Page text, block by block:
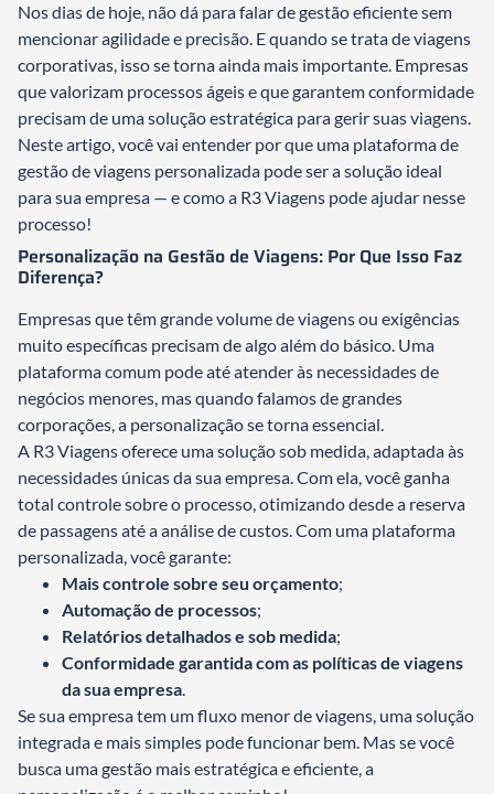
Nos dias de hoje, não dá para falar de gestão eficiente sem
mencionar agilidade e precisão. E quando se trata de viagens
corporativas, isso se torna ainda mais importante. Empresas
que valorizam processos ágeis e que garantem conformidade
precisam de uma solução estratégica para gerir suas viagens.
Neste artigo, você vai entender por que uma plataforma de
gestão de viagens personalizada pode ser a solução ideal
para sua empresa — e como a R3 Viagens pode ajudar nesse
processo!
Personalização na Gestão de Viagens: Por Que Isso Faz
Diferença?
Empresas que têm grande volume de viagens ou exigências
muito específicas precisam de algo além do básico. Uma
plataforma comum pode até atender às necessidades de
negócios menores, mas quando falamos de grandes
corporações, a personalização se torna essencial.
A R3 Viagens oferece uma solução sob medida, adaptada às
necessidades únicas da sua empresa. Com ela, você ganha
total controle sobre o processo, otimizando desde a reserva
de passagens até a análise de custos. Com uma plataforma
personalizada, você garante:
Mais controle sobre seu orçamento;
Automação de processos;
Relatórios detalhados e sob medida;
Conformidade garantida com as políticas de viagens
da sua empresa.
Se sua empresa tem um fluxo menor de viagens, uma solução
integrada e mais simples pode funcionar bem. Mas se você
busca uma gestão mais estratégica e eficiente, a